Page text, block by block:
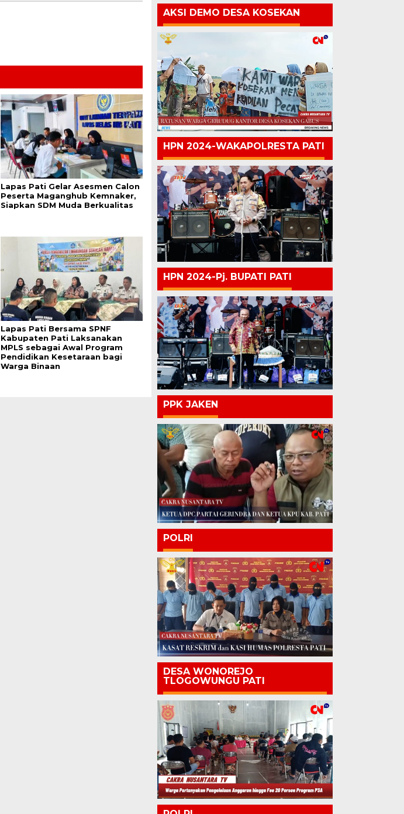
Lapas Pati Gelar Asesmen Calon
Peserta Maganghub Kemnaker,
Siapkan SDM Muda Berkualitas
Lapas Pati Bersama SPNF
Kabupaten Pati Laksanakan
MPLS sebagai Awal Program
Pendidikan Kesetaraan bagi
Warga Binaan
AKSI DEMO DESA KOSEKAN
HPN 2024-WAKAPOLRESTA PATI
HPN 2024-Pj. BUPATI PATI
PPK JAKEN
POLRI
DESA WONOREJO
TLOGOWUNGU PATI